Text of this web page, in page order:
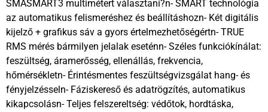
SMASMART3 multimétert választani?n- SMART technológia
az automatikus felismeréshez és beállításhozn- Két digitális
kijelző + grafikus sáv a gyors értelmezhetőségértn- TRUE
RMS mérés bármilyen jelalak eseténn- Széles funkciókínálat:
feszültség, áramerősség, ellenállás, frekvencia,
hőmérsékletn- Érintésmentes feszültségvizsgálat hang- és
fényjelzésseln- Fáziskereső és adatrögzítés, automatikus
kikapcsolásn- Teljes felszereltség: védőtok, hordtáska,